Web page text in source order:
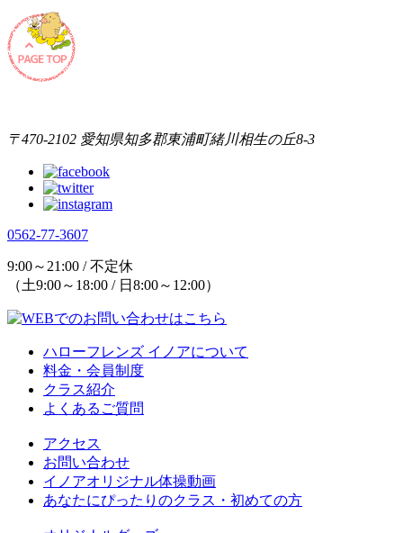
〒470-2102 愛知県知多郡東浦町緒川相生の丘8-3
0562-77-3607
9:00～21:00 / 不定休
（土9:00～18:00 / 日8:00～12:00）
ハローフレンズ イノアについて
料金・会員制度
クラス紹介
よくあるご質問
アクセス
お問い合わせ
イノアオリジナル体操動画
あなたにぴったりのクラス・初めての方